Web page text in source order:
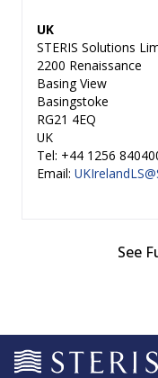
UK
STERIS Solutions
2200 Renaissance
Basing View
Basingstoke
RG21 4EQ
UK
Tel: +44 1256
Email:
See